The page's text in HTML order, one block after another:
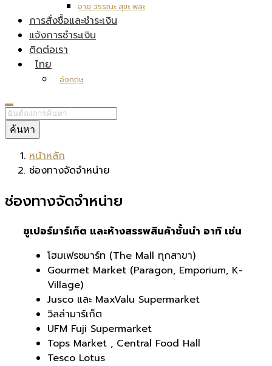
อายุ วรรณะ สุขะ พละ
การสั่งซื้อและชำระเงิน
แจ้งการชำระเงิน
ติดต่อเรา
ไทย
อังกฤษ
ค้นหา
หน้าหลัก
ช่องทางจัดจำหน่าย
ช่องทางจัดจำหน่าย
ซูเปอร์มาร์เก็ต และห้างสรรพสินค้าชั้นนำ อาทิ เช่น
โฮมเฟรชมาร์ท (The Mall ทุกสาขา)
Gourmet Market (Paragon, Emporium, K-
Village)
Jusco และ MaxValu Supermarket
วิลล่ามาร์เก็ต
UFM Fuji Supermarket
Tops Market , Central Food Hall
Tesco Lotus